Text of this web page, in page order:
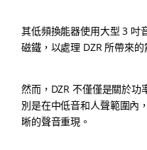
其低頻換能器使用大型 3 吋
磁鐵，以處理 DZR 所帶來的
然而，DZR 不僅僅是關於
別是在中低音和人聲範圍內
晰的聲音重現。